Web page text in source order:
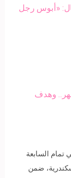
«أبوس رجل
وهدف
تمام السابعة
ضمن